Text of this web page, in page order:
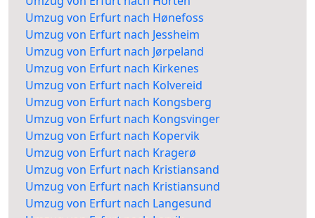
Umzug von Erfurt nach Hønefoss
Umzug von Erfurt nach Jessheim
Umzug von Erfurt nach Jørpeland
Umzug von Erfurt nach Kirkenes
Umzug von Erfurt nach Kolvereid
Umzug von Erfurt nach Kongsberg
Umzug von Erfurt nach Kongsvinger
Umzug von Erfurt nach Kopervik
Umzug von Erfurt nach Kragerø
Umzug von Erfurt nach Kristiansand
Umzug von Erfurt nach Kristiansund
Umzug von Erfurt nach Langesund